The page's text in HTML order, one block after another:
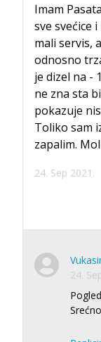
Imam
sve svećice
mali servis,
odnosno
je dizel na -
ne zna sta
pokazuje
Toliko sam
zapalim.
24. Sep 2021.
24.
Srećno